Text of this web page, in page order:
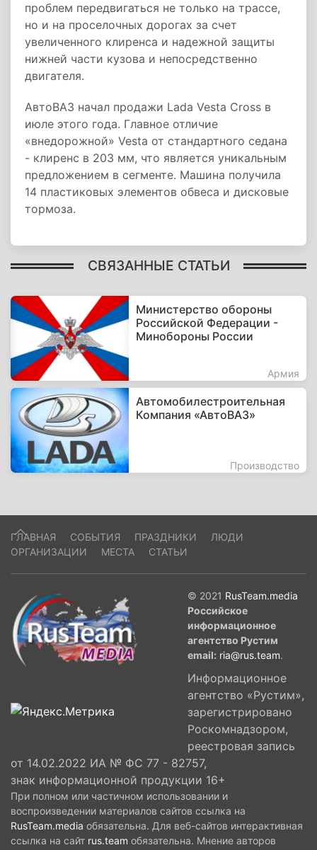
проблем передвигаться не только на трассе,
но и на проселочных дорогах за счет
увеличенного клиренса и надежной защиты
нижней части кузова и непосредственно
двигателя.
АвтоВАЗ начал продажи Lada Vesta Cross в
июле этого года. Главное отличие
«внедорожной» Vesta от стандартного седана
- клиренс в 203 мм, что является уникальным
предложением в сегменте. Машина получила
14 пластиковых элементов обвеса и дисковые
тормоза.
СВЯЗАННЫЕ СТАТЬИ
Министерство обороны
Российской Федерации -
Минобороны России
Армия
Автомобилестроительная
Компания «АвтоВАЗ»
Производство
ГЛАВНАЯ СОБЫТИЯ ПРАЗДНИКИ
ЛЮДИ
ОРГАНИЗАЦИИ
МЕСТА СТАТЬИ
© 2021 RusTeam.media
Российское
информационное
агентство Рустим
email: ria@rus.team.
Информационное
агентство «Рустим»,
зарегистрировано
Роскомнадзором,
реестровая запись
от 14.02.2022 ИА № ФС 77 - 82757,
знак информационной продукции 16+
При полном или частичном использовании и
воспроизведении материалов сайтов ссылка на
RusTeam.media обязательна. Для веб-сайтов интерактивная
ссылка на сайт rus.team обязательна. Мнение авторов